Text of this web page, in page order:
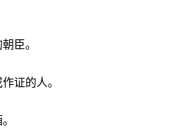
臣。
证的人。